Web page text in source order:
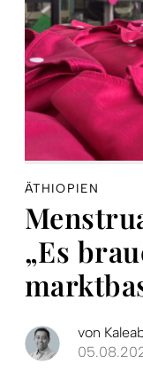
ÄTHIOPIEN
„Es
von